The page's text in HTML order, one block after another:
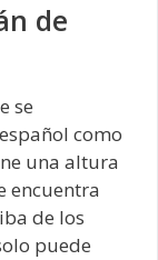
de
se
como
una altura
encuentra
de los
puede